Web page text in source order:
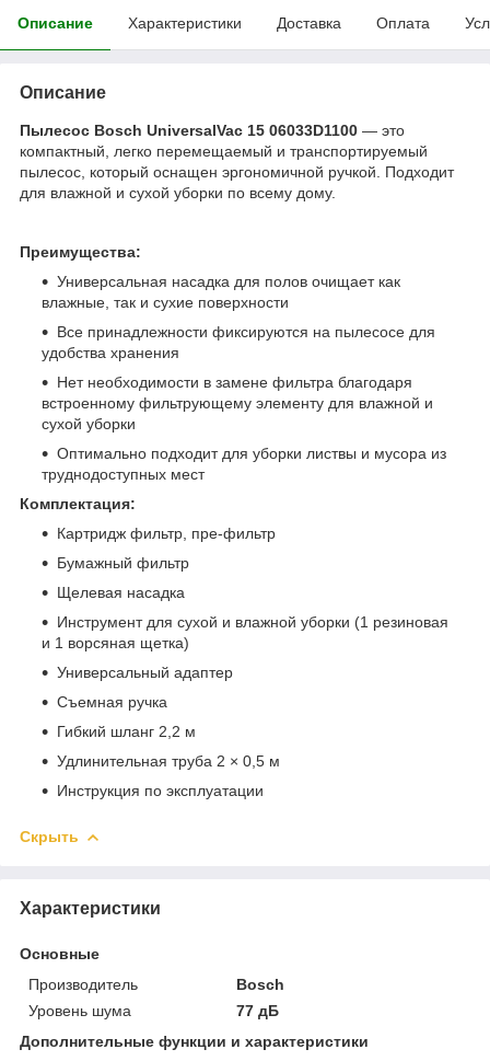
Описание Характеристики Доставка Оплата
Описание
Пылесос Bosch UniversalVac 15 06033D1100​ — это
компактный, легко перемещаемый и транспортируемый
пылесос, который оснащен эргономичной ручкой. Подходит
для влажной и сухой уборки по всему дому.
Преимущества:
Универсальная насадка для полов очищает как
влажные, так и сухие поверхности
Все принадлежности фиксируются на пылесосе для
удобства хранения
Нет необходимости в замене фильтра благодаря
встроенному фильтрующему элементу для влажной и
сухой уборки
Оптимально подходит для уборки листвы и мусора из
труднодоступных мест
Комплектация:
Картридж фильтр, пре-фильтр
Бумажный фильтр
Щелевая насадка
Инструмент для сухой и влажной уборки (1 резиновая
и 1 ворсяная щетка)
Универсальный адаптер
Съемная ручка
Гибкий шланг 2,2 м
Удлинительная труба 2 × 0,5 м
Инструкция по эксплуатации
Скрыть
Характеристики
Основные
Производитель
Bosch
Уровень шума
77 дБ
Дополнительные функции и характеристики